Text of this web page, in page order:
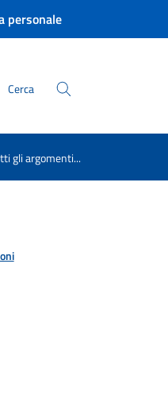
personale
Cerca
gli argomenti...